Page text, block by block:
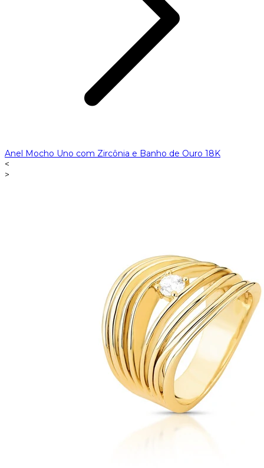
Anel Mocho Uno com Zircônia e Banho de Ouro 18K
<
>